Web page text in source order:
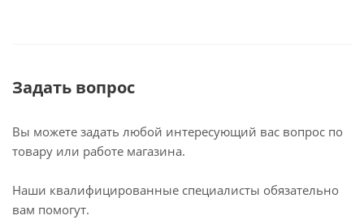
Задать вопрос
Вы можете задать любой интересующий вас вопрос по
товару или работе магазина.
Наши квалифицированные специалисты обязательно
вам помогут.